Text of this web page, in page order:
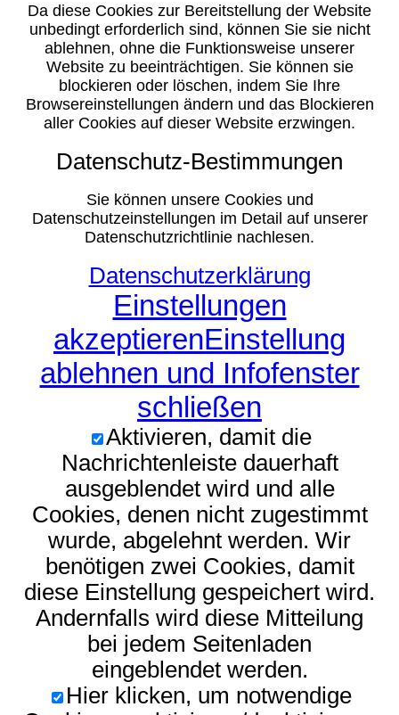
Da diese Cookies zur Bereitstellung der Website
unbedingt erforderlich sind, können Sie sie nicht
ablehnen, ohne die Funktionsweise unserer
Website zu beeinträchtigen. Sie können sie
blockieren oder löschen, indem Sie Ihre
Browsereinstellungen ändern und das Blockieren
aller Cookies auf dieser Website erzwingen.
Datenschutz-Bestimmungen
Sie können unsere Cookies und
Datenschutzeinstellungen im Detail auf unserer
Datenschutzrichtlinie nachlesen.
Datenschutzerklärung
Einstellungen
akzeptierenEinstellung
ablehnen und Infofenster
schließen
Aktivieren, damit die
Nachrichtenleiste dauerhaft
ausgeblendet wird und alle
Cookies, denen nicht zugestimmt
wurde, abgelehnt werden. Wir
benötigen zwei Cookies, damit
diese Einstellung gespeichert wird.
Andernfalls wird diese Mitteilung
bei jedem Seitenladen
eingeblendet werden.
Hier klicken, um notwendige